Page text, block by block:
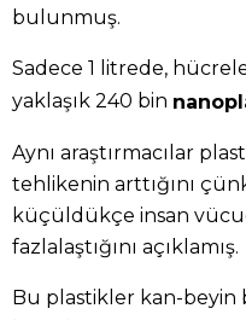
bulunmuş.
Sadece 1 litrede,
yaklaşık 240 bin
Aynı araştırmacılar
tehlikenin arttığını
küçüldükçe insan
fazlalaştığını açıklamış.
Bu plastikler kan-beyin